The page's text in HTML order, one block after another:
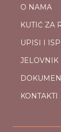
O NAMA
KUTIĆ ZA
UPISI I
JELOVNIK
KONTAKTI